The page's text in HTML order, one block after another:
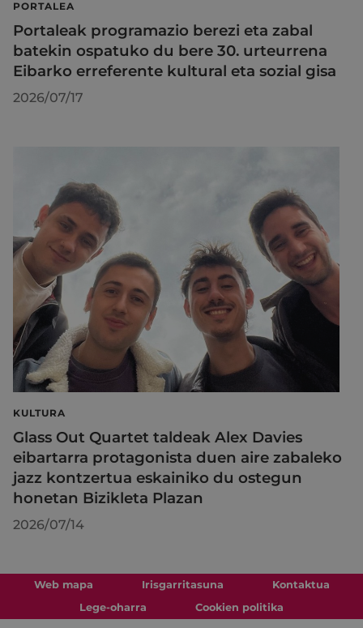
PORTALEA
Portaleak programazio berezi eta zabal
batekin ospatuko du bere 30. urteurrena
Eibarko erreferente kultural eta sozial gisa
2026/07/17
KULTURA
Glass Out Quartet taldeak Alex Davies
eibartarra protagonista duen aire zabaleko
jazz kontzertua eskainiko du ostegun
honetan Bizikleta Plazan
2026/07/14
Web mapa Irisgarritasuna
Kontaktua
Lege-oharra
Cookien politika